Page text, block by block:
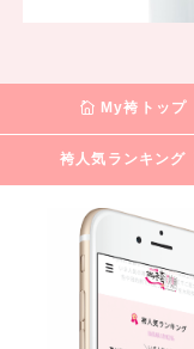
My袴トップ
袴人気ランキング